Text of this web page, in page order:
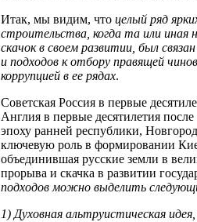
Итак, мы видим, что целый ряд
строительства, когда та или иная
скачок в своем развитии, был
и подходов к отбору правящей
коррупцией в ее рядах.
Советская Россия в первые
Англия в первые десятилетия
эпоху ранней республики,
ключевую роль в формировании
объединившая русские земли в
прорыва и скачка в развитии
подходов можно выделить
1) Духовная альтруистическая